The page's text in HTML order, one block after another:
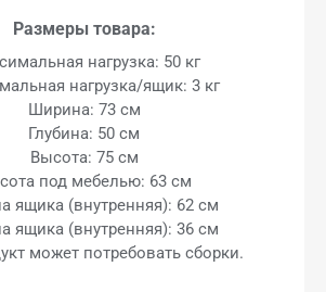
Размеры товара:
нагрузка: 50 кг
нагрузка/ящик: 3 кг
Ширина: 73 см
Глубина: 50 см
Высота: 75 см
под мебелью: 63 см
ящика (внутренняя): 62 см
ящика (внутренняя): 36 см
может потребовать сборки.